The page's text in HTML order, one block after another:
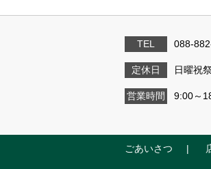
TEL 088-
定休日 日曜祝
営業時間 9:00～
ごあいさつ